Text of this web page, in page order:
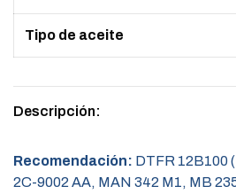
Tipo de aceite
Descripción:
Recomendación: DTFR 12B100
2C-9002 AA, MAN 342 M1, MB